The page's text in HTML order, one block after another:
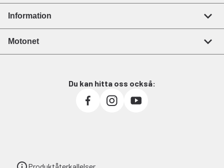
Information
Motonet
Du kan hitta oss också: